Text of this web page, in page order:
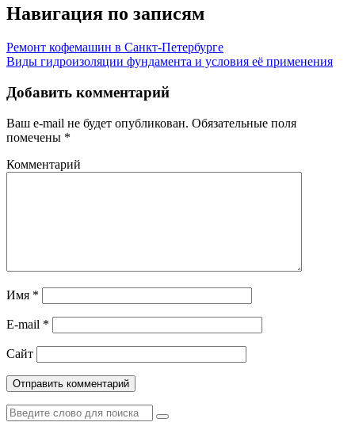
Навигация по записям
Ремонт кофемашин в Санкт-Петербурге
Виды гидроизоляции фундамента и условия её применения
Добавить комментарий
Ваш e-mail не будет опубликован. Обязательные поля
помечены *
Комментарий
Имя *
E-mail *
Сайт